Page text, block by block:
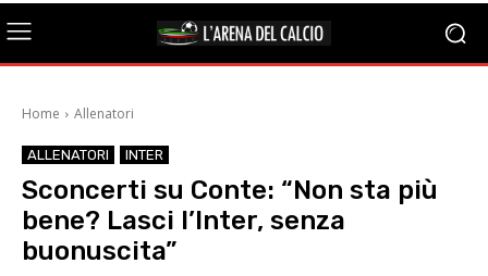
Home Allenatori
ALLENATORI INTER
Sconcerti su Conte: “Non sta più
bene? Lasci l’Inter, senza
buonuscita”